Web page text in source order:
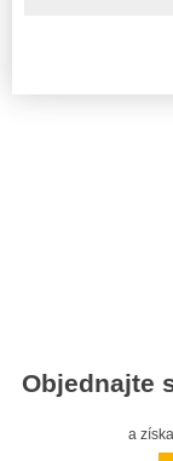
Objednajte
a